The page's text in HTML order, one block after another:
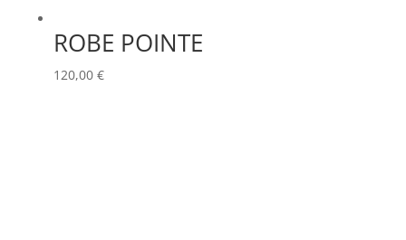
ROBE POINTE
120,00 €